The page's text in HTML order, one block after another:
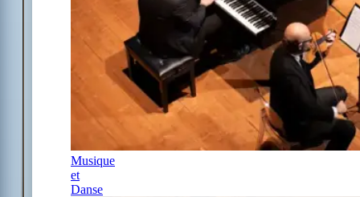
Musique
et
Danse